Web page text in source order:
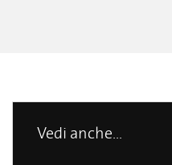
Vedi anche...